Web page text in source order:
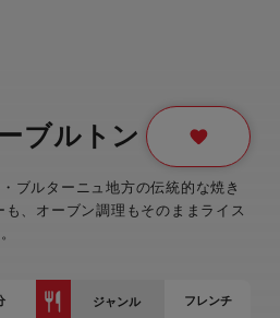
ブルトン
ブルターニュ地方の伝統的な焼き
、オーブン調理もそのままライス
ジャンル フレンチ